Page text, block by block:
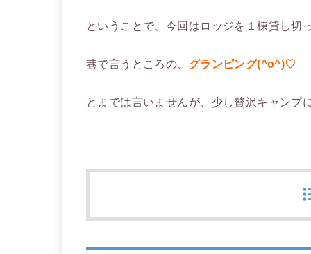
ということで、今回はロッジを１棟貸し切
巷で言うところの、 グランピング(^o^)♡
とまでは言いませんが、少し贅沢キャンプ